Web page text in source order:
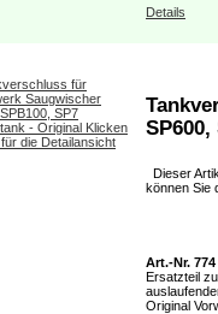
Details
Dieser
können Sie
Art.-Nr. 774
Ersatzteil
Original